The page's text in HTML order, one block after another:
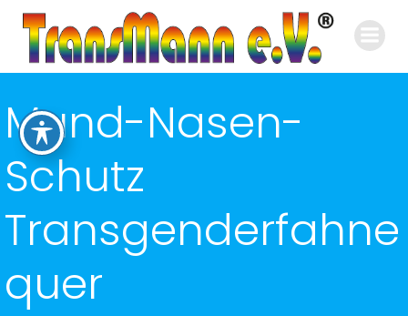
Zum
Inhalt
springen
Mund-Nasen-
Schutz
Transgenderfahne
quer